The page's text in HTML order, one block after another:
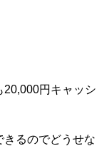
円キャッシ
るのでどうせな